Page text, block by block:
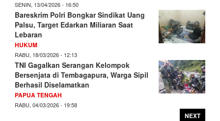
SENIN, 13/04/2026 - 16:50
Bareskrim Polri Bongkar Sindikat Uang
Palsu, Target Edarkan Miliaran Saat
Lebaran
HUKUM
RABU, 18/03/2026 - 12:13
TNI Gagalkan Serangan Kelompok
Bersenjata di Tembagapura, Warga Sipil
Berhasil Diselamatkan
PAPUA TENGAH
RABU, 04/03/2026 - 19:58
NEXT